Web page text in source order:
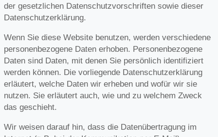
der gesetzlichen Datenschutzvorschriften sowie dieser
Datenschutzerklärung.
Wenn Sie diese Website benutzen, werden verschiedene
personenbezogene Daten erhoben. Personenbezogene
Daten sind Daten, mit denen Sie persönlich identifiziert
werden können. Die vorliegende Datenschutzerklärung
erläutert, welche Daten wir erheben und wofür wir sie
nutzen. Sie erläutert auch, wie und zu welchem Zweck
das geschieht.
Wir weisen darauf hin, dass die Datenübertragung im